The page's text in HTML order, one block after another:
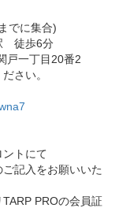
でに集合)
徒歩6分
戸一丁目20番2
さい。
トにて
記入をお願いいた
PROの会員証